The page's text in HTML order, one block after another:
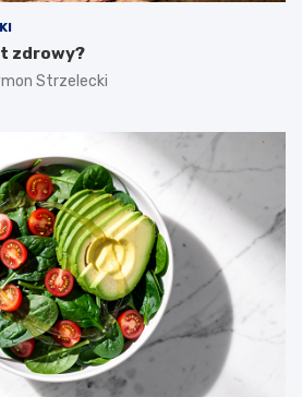
zdrowy?
Strzelecki